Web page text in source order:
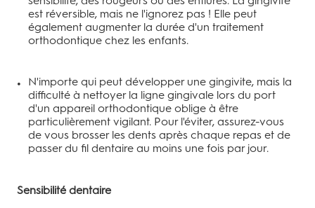
est réversible, mais ne l'ignorez pas ! Elle peut
également augmenter la durée d'un traitement
orthodontique chez les enfants.
N'importe qui peut développer une gingivite, mais la
difficulté à nettoyer la ligne gingivale lors du port
d'un appareil orthodontique oblige à être
particulièrement vigilant. Pour l'éviter, assurez-vous
de vous brosser les dents après chaque repas et de
passer du fil dentaire au moins une fois par jour.
Sensibilité dentaire